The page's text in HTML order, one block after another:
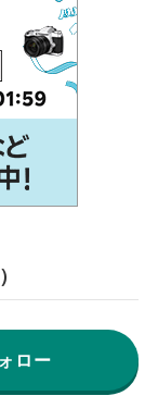
ロー